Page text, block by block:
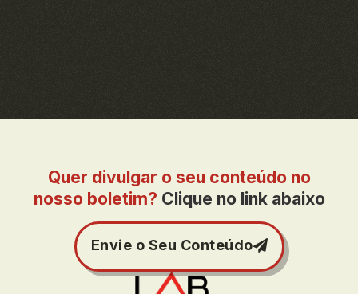
Quer divulgar o seu conteúdo no
nosso boletim? Clique no link abaixo
Envie o Seu Conteúdo